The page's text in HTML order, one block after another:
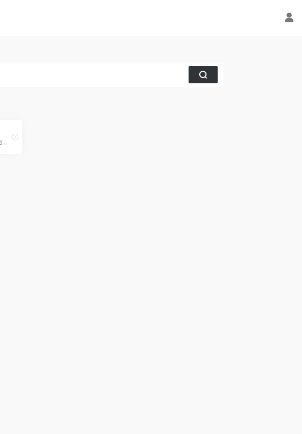
以下是修改后的内容： 在短短一分钟内，您可以生成一个专属于您自己的数字人。